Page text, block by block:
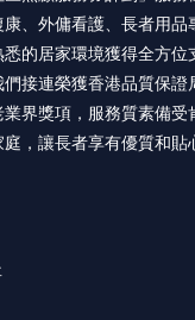
、外傭看護、長者用品
的居家環境獲得全方位
接連榮獲香港品質保證
界獎項，服務質素備受
，讓長者享有優質和貼